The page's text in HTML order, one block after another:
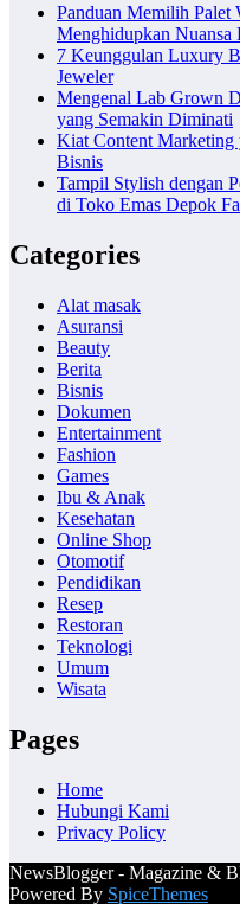
Panduan Memilih Palet
Menghidupkan
7 Keunggulan Luxury
Jeweler
Mengenal Lab Grown
yang Semakin Diminati
Kiat Content Marketing
Bisnis
Tampil Stylish dengan
di Toko Emas Depok
Categories
Alat masak
Asuransi
Beauty
Berita
Bisnis
Dokumen
Entertainment
Fashion
Games
Ibu & Anak
Kesehatan
Online Shop
Otomotif
Pendidikan
Resep
Restoran
Teknologi
Umum
Wisata
Pages
Home
Hubungi Kami
Privacy Policy
NewsBlogger - Magazine &
Powered By SpiceThemes